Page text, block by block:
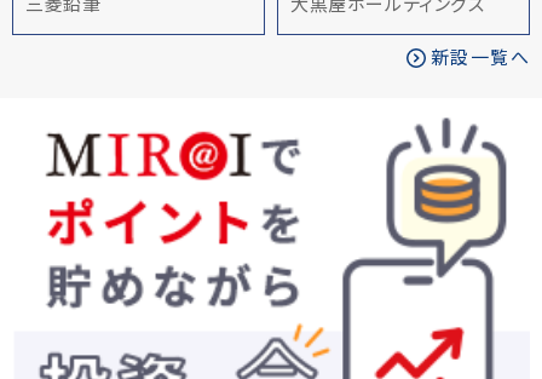
三菱鉛筆 大黒屋ホールディングス
新設一覧へ